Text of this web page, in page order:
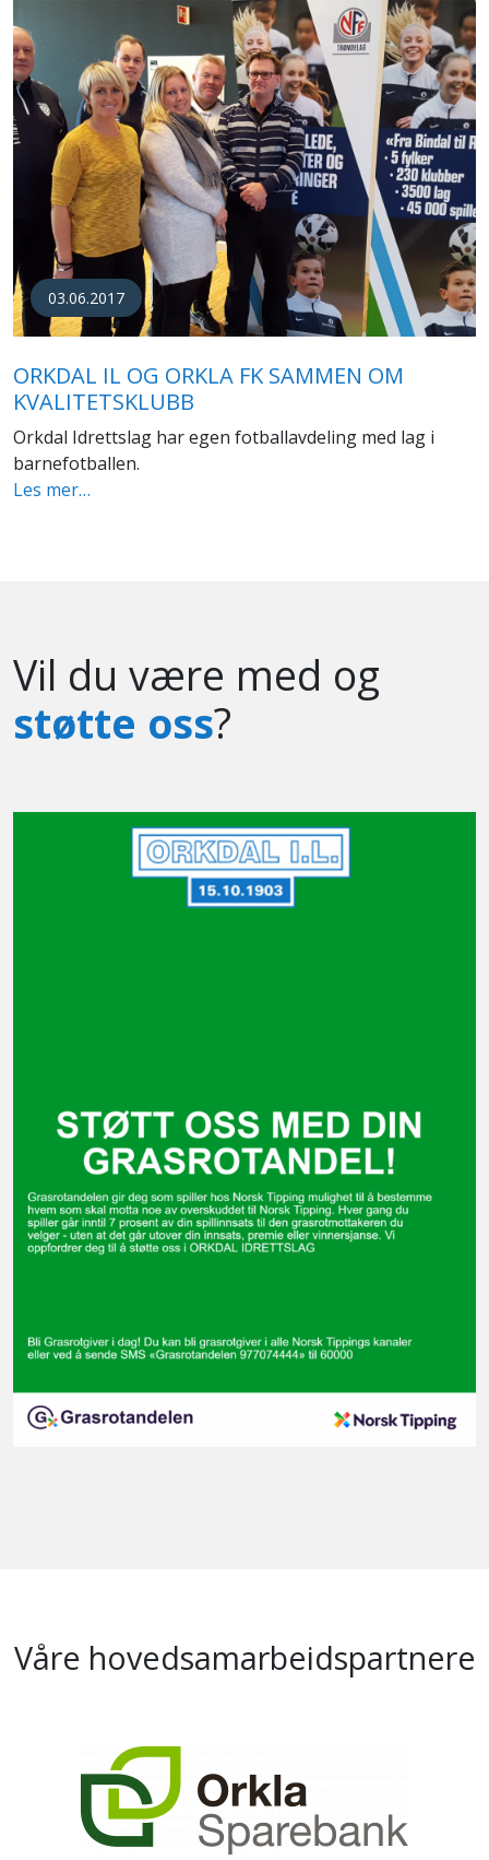
03.06.2017
ORKDAL IL OG ORKLA FK SAMMEN OM
KVALITETSKLUBB
Orkdal Idrettslag har egen fotballavdeling med lag i
barnefotballen.
Les mer…
Vil du være med og
støtte oss?
Våre hovedsamarbeidspartnere